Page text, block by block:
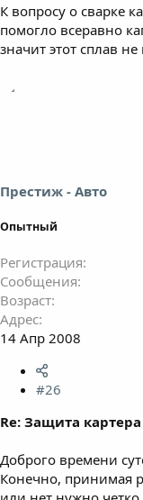
К вопросу о сварке
помогло всеравно
значит этот сплав не
Престиж - Авто
Опытный
Регистрация
Сообщения
Возраст
Адрес
14 Апр 2008
#26
Re: Защита картера
Доброго времени
Конечно, принимая